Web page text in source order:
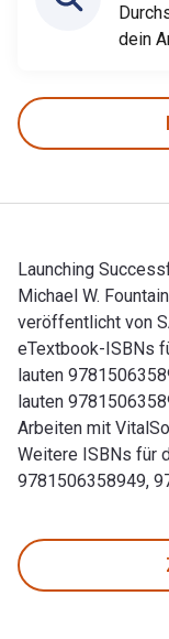
dein
Launching
Michael W.
veröffentlicht von
eTextbook-ISBNs
lauten
lauten
Arbeiten mit
Weitere ISBNs für
9781506358949,